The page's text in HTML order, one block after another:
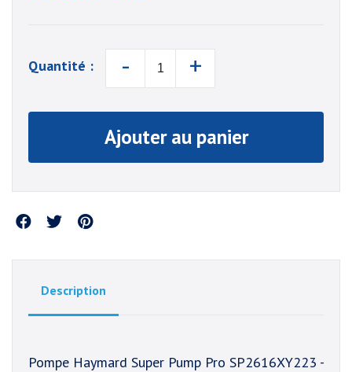
Quantité : - +
Ajouter au panier
Partager
Description
Pompe Haymard Super Pump Pro SP2616XY223 -